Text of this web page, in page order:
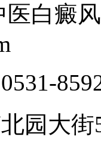
白癜
园大